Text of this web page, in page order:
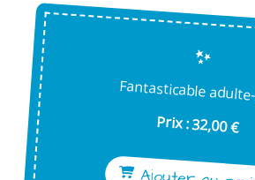
Fantasticable
Prix : 32,00 €